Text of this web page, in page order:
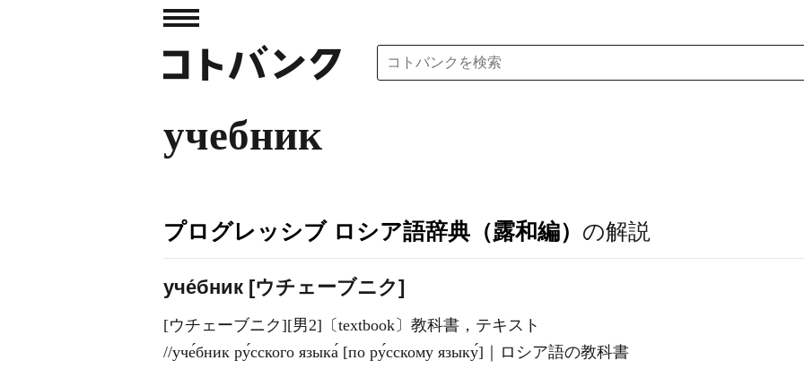
учебник
プログレッシブ ロシア語辞典（露和編） の解説
уче́бник [ウチェーブニク]
[ウチェーブニク][男2]〔textbook〕教科書，テキスト
//уче́бник ру́сского языка́ [по ру́сскому языку́]｜ロシア語の教科書